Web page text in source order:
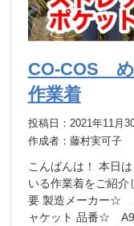
CO-COS め
作業着
投稿日：2021年11月
作成者：藤村実可子
こんばんは！ 本日
いる作業着をご紹介
要 製造メーカー☆
ャケット 品番☆